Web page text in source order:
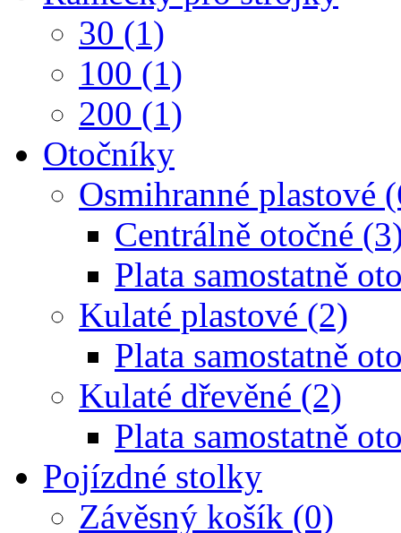
30 (1)
100 (1)
200 (1)
Otočníky
Osmihranné plastové
Centrálně otočné
Plata samostatně
Kulaté plastové (2)
Plata samostatně
Kulaté dřevěné (2)
Plata samostatně
Pojízdné stolky
Závěsný košík (0)